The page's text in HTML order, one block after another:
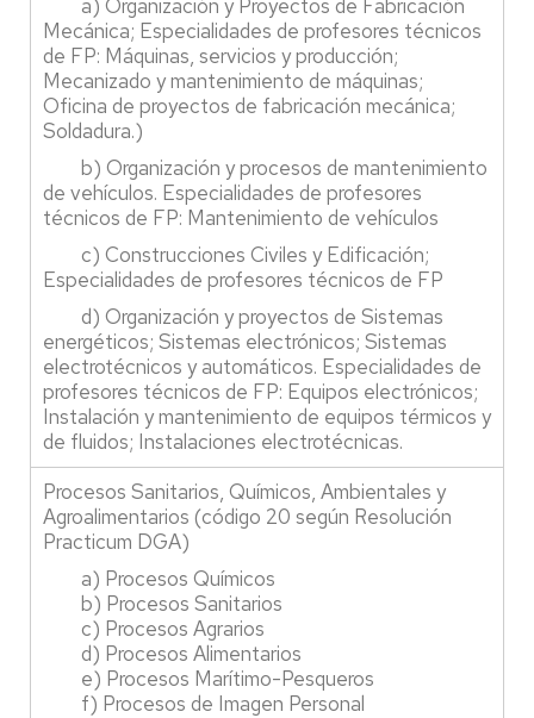
a) Organización y Proyectos de Fabricación
Mecánica; Especialidades de profesores técnicos
de FP: Máquinas, servicios y producción;
Mecanizado y mantenimiento de máquinas;
Oficina de proyectos de fabricación mecánica;
Soldadura.)
b) Organización y procesos de mantenimiento
de vehículos. Especialidades de profesores
técnicos de FP: Mantenimiento de vehículos
c) Construcciones Civiles y Edificación;
Especialidades de profesores técnicos de FP
d) Organización y proyectos de Sistemas
energéticos; Sistemas electrónicos; Sistemas
electrotécnicos y automáticos. Especialidades de
profesores técnicos de FP: Equipos electrónicos;
Instalación y mantenimiento de equipos térmicos y
de fluidos; Instalaciones electrotécnicas.
Procesos Sanitarios, Químicos, Ambientales y
Agroalimentarios (código 20 según Resolución
Practicum DGA)
a) Procesos Químicos
b) Procesos Sanitarios
c) Procesos Agrarios
d) Procesos Alimentarios
e) Procesos Marítimo-Pesqueros
f) Procesos de Imagen Personal